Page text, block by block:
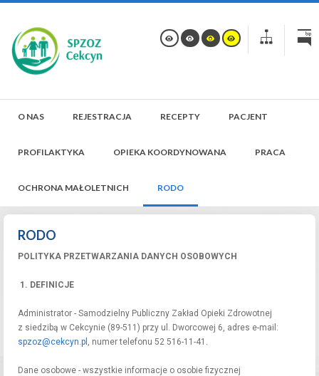
O NAS REJESTRACJA RECEPTY PACJENT
PROFILAKTYKA OPIEKA KOORDYNOWANA PRACA
OCHRONA MAŁOLETNICH RODO
RODO
POLITYKA PRZETWARZANIA DANYCH OSOBOWYCH
1. DEFINICJE
Administrator - Samodzielny Publiczny Zakład Opieki Zdrowotnej
z siedzibą w Cekcynie (89-511) przy ul. Dworcowej 6, adres e-mail:
spzoz@cekcyn.pl , numer telefonu 52 516-11-41.
Dane osobowe - wszystkie informacje o osobie fizycznej